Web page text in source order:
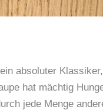
absoluter
hat mächtig
jede Menge